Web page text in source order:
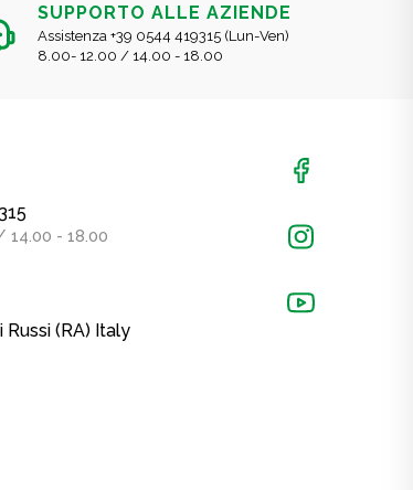
SUPPORTO ALLE AZIENDE
Assistenza +39 0544 419315 (Lun-Ven)
8.00- 12.00 / 14.00 - 18.00
14.00 - 18.00
Russi (RA) Italy